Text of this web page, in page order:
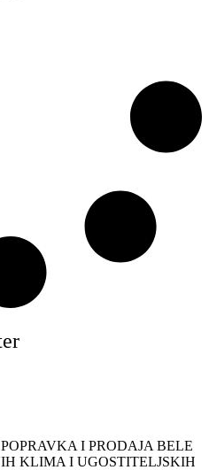
I PRODAJA BELE
KLIMA I UGOSTITELJSKIH